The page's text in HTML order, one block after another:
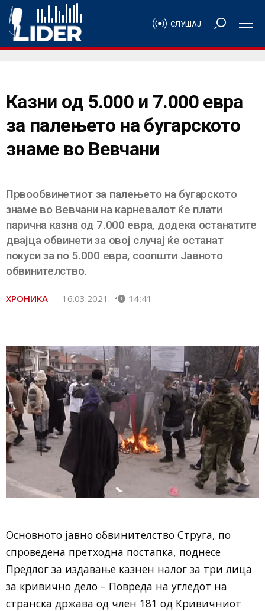
СЛУШАЈ
Казни од 5.000 и 7.000 евра
за палењето на бугарското
знаме во Вевчани
Првообвинетиот за палењето на бугарското
знаме во Вевчани на карневалот ќе плати
парична казна од 7.000 евра, додека останатите
двајца обвинети за овој случај ќе останат
покуси за по 5.000 евра, соопшти Јавното
обвинителство.
ХРОНИКА 16.03.2021. 14:41
Основното јавно обвинителство Струга, по
спроведена претходна постапка, поднесе
Предлог за издавање казнен налог за три лица
за кривично дело – Повреда на угледот на
странска држава од член 181 од Кривичниот